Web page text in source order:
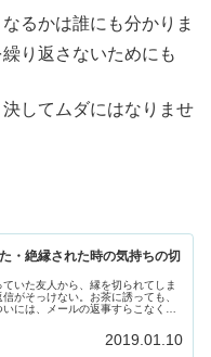
るかは誰にも分かりま
り返さないためにも
決してムダにはなりませ
・絶縁された時の気持ちの切
いた友人から、縁を切られてしま
がそっけない。お茶に誘っても、
には、メールの返事すらこなくな
2019.01.10